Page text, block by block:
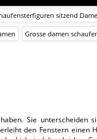
sitzend
Grosse damen
Sie unterscheiden
den Fenstern einen